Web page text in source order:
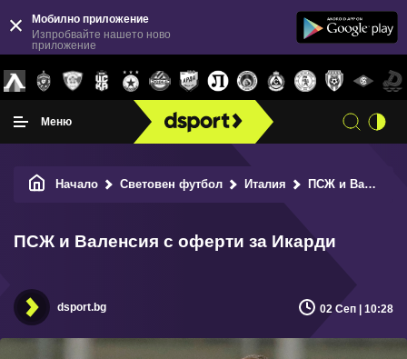
Мобилно приложение
Изпробвайте нашето ново
приложение
Меню
Начало Световен футбол Италия ПСЖ и Валенсия с оферти за Икарди
ПСЖ и Валенсия с оферти за Икарди
dsport.bg 02 Сеп | 10:28